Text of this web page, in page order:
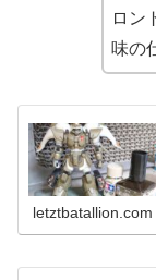
ロン
味の
letztbatallion.com